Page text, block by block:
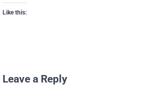
Like this:
Leave a Reply